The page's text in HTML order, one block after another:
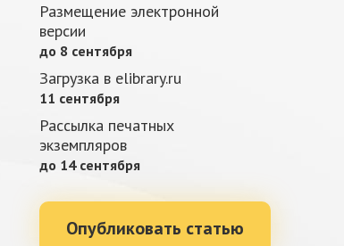
Размещение электронной
версии
до 8 сентября
Загрузка в elibrary.ru
11 сентября
Рассылка печатных
экземпляров
до 14 сентября
Опубликовать статью